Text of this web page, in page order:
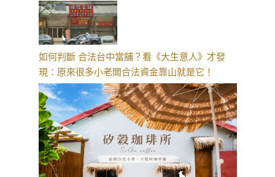
如何判斷 合法台中當舖？看《大生意人》才發
現：原來很多小老闆合法資金靠山就是它！